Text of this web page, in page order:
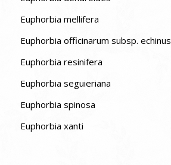
Euphorbia mellifera
Euphorbia officinarum subsp. echinus
Euphorbia resinifera
Euphorbia seguieriana
Euphorbia spinosa
Euphorbia xanti